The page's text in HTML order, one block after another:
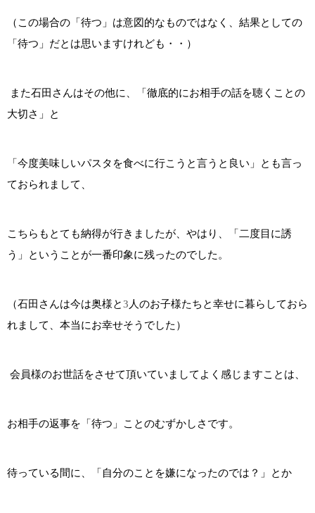
（この場合の「待つ」は意図的なものではなく、結果としての
「待つ」だとは思いますけれども・・）
また石田さんはその他に、「徹底的にお相手の話を聴くことの
大切さ」と
「今度美味しいパスタを食べに行こうと言うと良い」とも言っ
ておられまして、
こちらもとても納得が行きましたが、やはり、「二度目に誘
う」ということが一番印象に残ったのでした。
（石田さんは今は奥様と3人のお子様たちと幸せに暮らしておら
れまして、本当にお幸せそうでした）
会員様のお世話をさせて頂いていましてよく感じますことは、
お相手の返事を「待つ」ことのむずかしさです。
待っている間に、「自分のことを嫌になったのでは？」とか